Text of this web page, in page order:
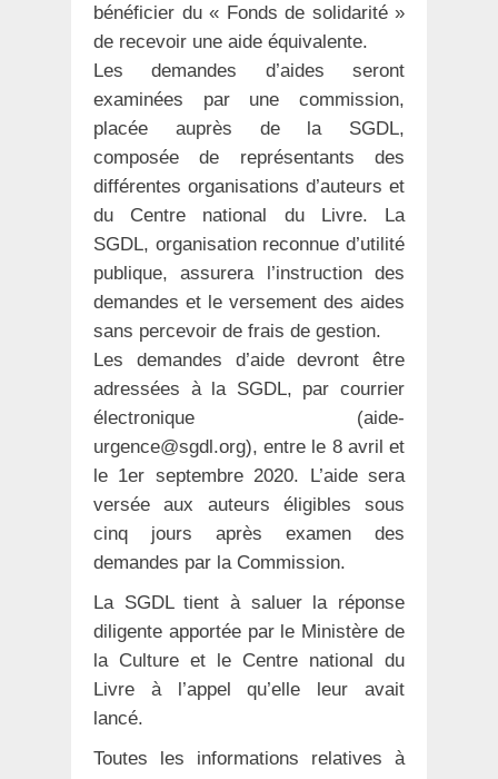
bénéficier du « Fonds de solidarité »
de recevoir une aide équivalente.
Les demandes d’aides seront
examinées par une commission,
placée auprès de la SGDL,
composée de représentants des
différentes organisations d’auteurs et
du Centre national du Livre. La
SGDL, organisation reconnue d’utilité
publique, assurera l’instruction des
demandes et le versement des aides
sans percevoir de frais de gestion.
Les demandes d’aide devront être
adressées à la SGDL, par courrier
électronique (aide-
urgence@sgdl.org), entre le 8 avril et
le 1er septembre 2020. L’aide sera
versée aux auteurs éligibles sous
cinq jours après examen des
demandes par la Commission.
La SGDL tient à saluer la réponse
diligente apportée par le Ministère de
la Culture et le Centre national du
Livre à l’appel qu’elle leur avait
lancé.
Toutes les informations relatives à